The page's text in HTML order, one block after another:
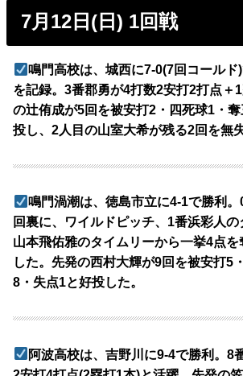
7月12日(日) 1回戦
鳴門高校は、城西に7-0(7回コールド
を記録。3番郡勇が4打数2安打2打点＋
の辻侑成が5回を被安打2・四死球1・
投し、2人目の山室大希が残る2回を無
鳴門渦潮は、徳島市立に4-1で勝利
回裏に、ワイルドピッチ、1番浜彩人
山本飛佑雅のタイムリーから一挙4点
した。先発の西村大輝が9回を被安打5
8・失点1と好投した。
阿波高校は、吉野川に9-4で勝利。8